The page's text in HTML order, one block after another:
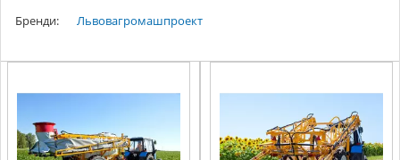
Бренди: Львовагромашпроект